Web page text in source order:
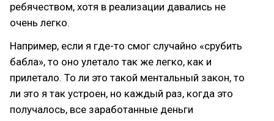
ребячеством, хотя в реализации давались не
очень легко.
Например, если я где-то смог случайно «срубить
бабла», то оно улетало так же легко, как и
прилетало. То ли это такой ментальный закон, то
ли это я так устроен, но каждый раз, когда это
получалось, все заработанные деньги